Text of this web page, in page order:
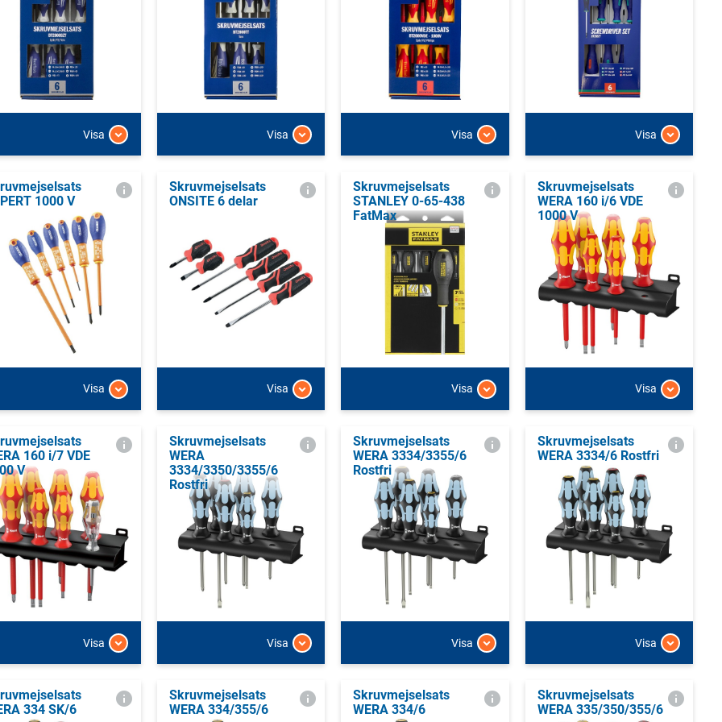
Visa Visa Visa Visa
1000 V
Visa
Skruvmejselsats
ONSITE 6 delar
Visa
Skruvmejselsats
STANLEY 0-65-438
FatMax
Visa
Skruvmejselsats
WERA 160 i/6 VDE
1000 V
Visa
160 i/7 VDE
V
Visa
Skruvmejselsats
WERA
3334/3350/3355/6
Rostfri
Visa
Skruvmejselsats
WERA 3334/3355/6
Rostfri
Visa
Skruvmejselsats
WERA 3334/6 Rostfri
Visa
334 SK/6
Skruvmejselsats
WERA 334/355/6
Skruvmejselsats
WERA 334/6
Skruvmejselsats
WERA 335/350/355/6